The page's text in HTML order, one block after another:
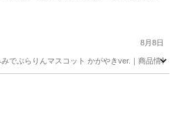
8月8日
でぶらりんマスコット かがやきver.｜商品情